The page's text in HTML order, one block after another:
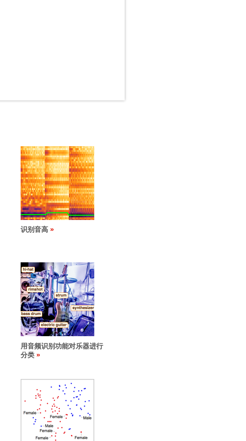
识别音高
用音频识别功能对乐器进行
分类